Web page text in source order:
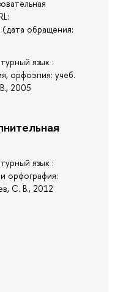
обращения:
язык :
орфоэпия: учеб.
2005
язык :
орфография:
С. В., 2012